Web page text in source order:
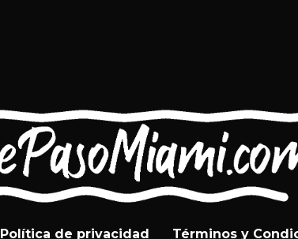
Política de privacidad Términos y